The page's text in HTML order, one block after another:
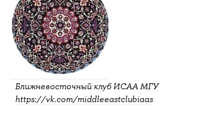
Ближневосточный клуб ИСАА МГУ
https://vk.com/middleeastclubiaas